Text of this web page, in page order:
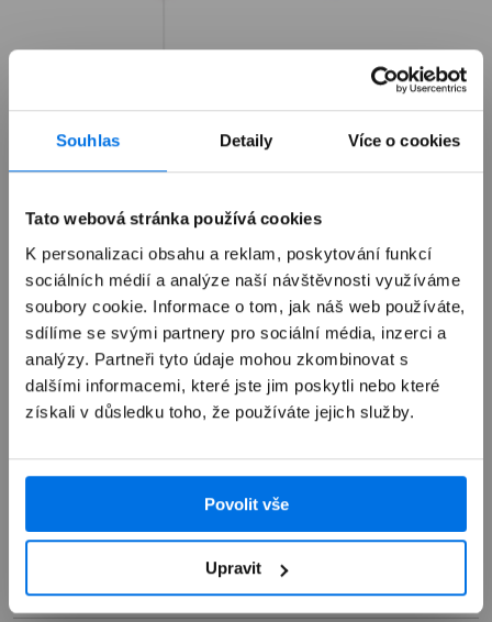
Souhlas Detaily Více o cookies
Tato webová stránka používá cookies
K personalizaci obsahu a reklam, poskytování funkcí
sociálních médií a analýze naší návštěvnosti využíváme
soubory cookie. Informace o tom, jak náš web používáte,
sdílíme se svými partnery pro sociální média, inzerci a
analýzy. Partneři tyto údaje mohou zkombinovat s
dalšími informacemi, které jste jim poskytli nebo které
získali v důsledku toho, že používáte jejich služby.
Povolit vše
Upravit
Již není v prodeji
Autorizovaný servis Apple
Možnosti doručení
Nanoleaf Lines - 9dílná základní sada